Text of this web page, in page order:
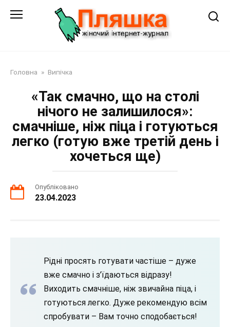
Головна » Випічка
«Так смачно, що на столі
нічого не залишилося»:
смачніше, ніж піца і готуються
легко (готую вже третій день і
хочеться ще)
Опубліковано
23.04.2023
Рідні просять готувати частіше – дуже
вже смачно і з’їдаються відразу!
Виходить смачніше, ніж звичайна піца, і
готуються легко. Дуже рекомендую всім
спробувати – Вам точно сподобається!